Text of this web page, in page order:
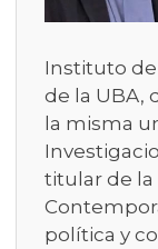
Instituto
de la UBA,
la misma
titular de la
política y